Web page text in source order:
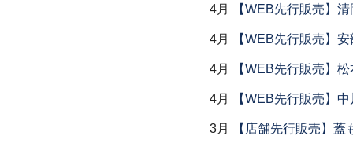
4月 【WEB先行販売】
4月 【WEB先行販売】
4月 【WEB先行販売】
4月 【WEB先行販売】
3月 【店舗先行販売】蓋